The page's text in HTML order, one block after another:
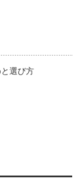
まる」と説明
ます。
が提唱してい
も暖かさが違
選び方